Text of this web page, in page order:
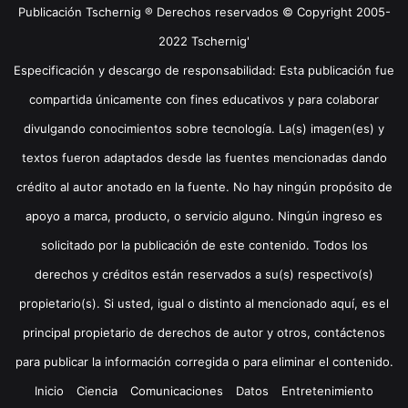
Publicación Tschernig ® Derechos reservados © Copyright 2005-
2022 Tschernig'
Especificación y descargo de responsabilidad: Esta publicación fue
compartida únicamente con fines educativos y para colaborar
divulgando conocimientos sobre tecnología. La(s) imagen(es) y
textos fueron adaptados desde las fuentes mencionadas dando
crédito al autor anotado en la fuente. No hay ningún propósito de
apoyo a marca, producto, o servicio alguno. Ningún ingreso es
solicitado por la publicación de este contenido. Todos los
derechos y créditos están reservados a su(s) respectivo(s)
propietario(s). Si usted, igual o distinto al mencionado aquí, es el
principal propietario de derechos de autor y otros, contáctenos
para publicar la información corregida o para eliminar el contenido.
Inicio
Ciencia Comunicaciones Datos Entretenimiento